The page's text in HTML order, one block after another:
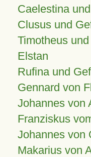
Caelestina
Clusus und
Timotheus
Elstan
Rufina und
Gennard von
Johannes von
Franziskus
Johannes von
Makarius von